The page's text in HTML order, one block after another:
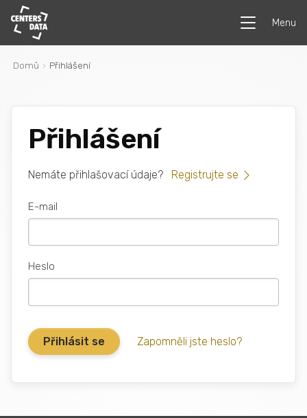
Menu
Domů Přihlášení
Přihlášení
Nemáte přihlašovací údaje? Registrujte se
E-mail
Heslo
Zapomněli jste heslo?